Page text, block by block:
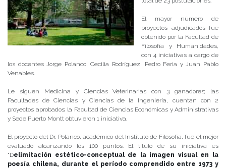
El mayor número de
proyectos adjudicados fue
obtenido por la Facultad de
Filosofía y Humanidades,
con 4 iniciativas a cargo de
los docentes Jorge Polanco, Cecilia Rodríguez, Pedro Feria y Juan Pablo
Venables.
Le siguen Medicina y Ciencias Veterinarias con 3 ganadores; las
Facultades de Ciencias y Ciencias de la Ingeniería, cuentan con 2
proyectos aprobados; la Facultad de Ciencias Económicas y Administrativas
y Sede Puerto Montt obtuvieron 1 iniciativa.
El proyecto del Dr. Polanco, académico del Instituto de Filosofía, fue el mejor
evaluado alcanzando los 100 puntos. El título de su iniciativa es
“Delimitación estético-conceptual de la imagen visual en la
poesía chilena, durante el período comprendido entre 1973 y